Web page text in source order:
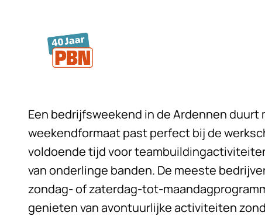
Een bedrijfsweekend in deArdennenduurt
weekendformaat past perfect bij de
voldoende tijd voor
van onderlinge banden. De meeste
zondag- of zaterdag-tot-
genieten van avontuurlijke activiteiten